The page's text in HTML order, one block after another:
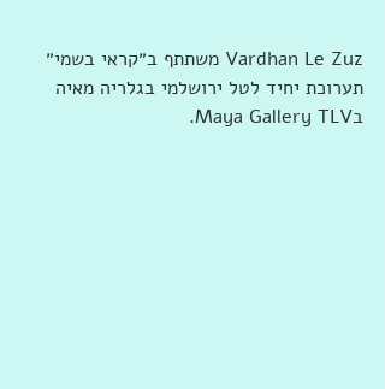
‏‎Vardhan Le Zuz‎‏ ‏‏משתתף ב‏״קראי בשמי״
תערוכת יחיד לטל ירושלמי בגלריה מאיה‏
ב‏‎Maya Gallery TLV‎‏.